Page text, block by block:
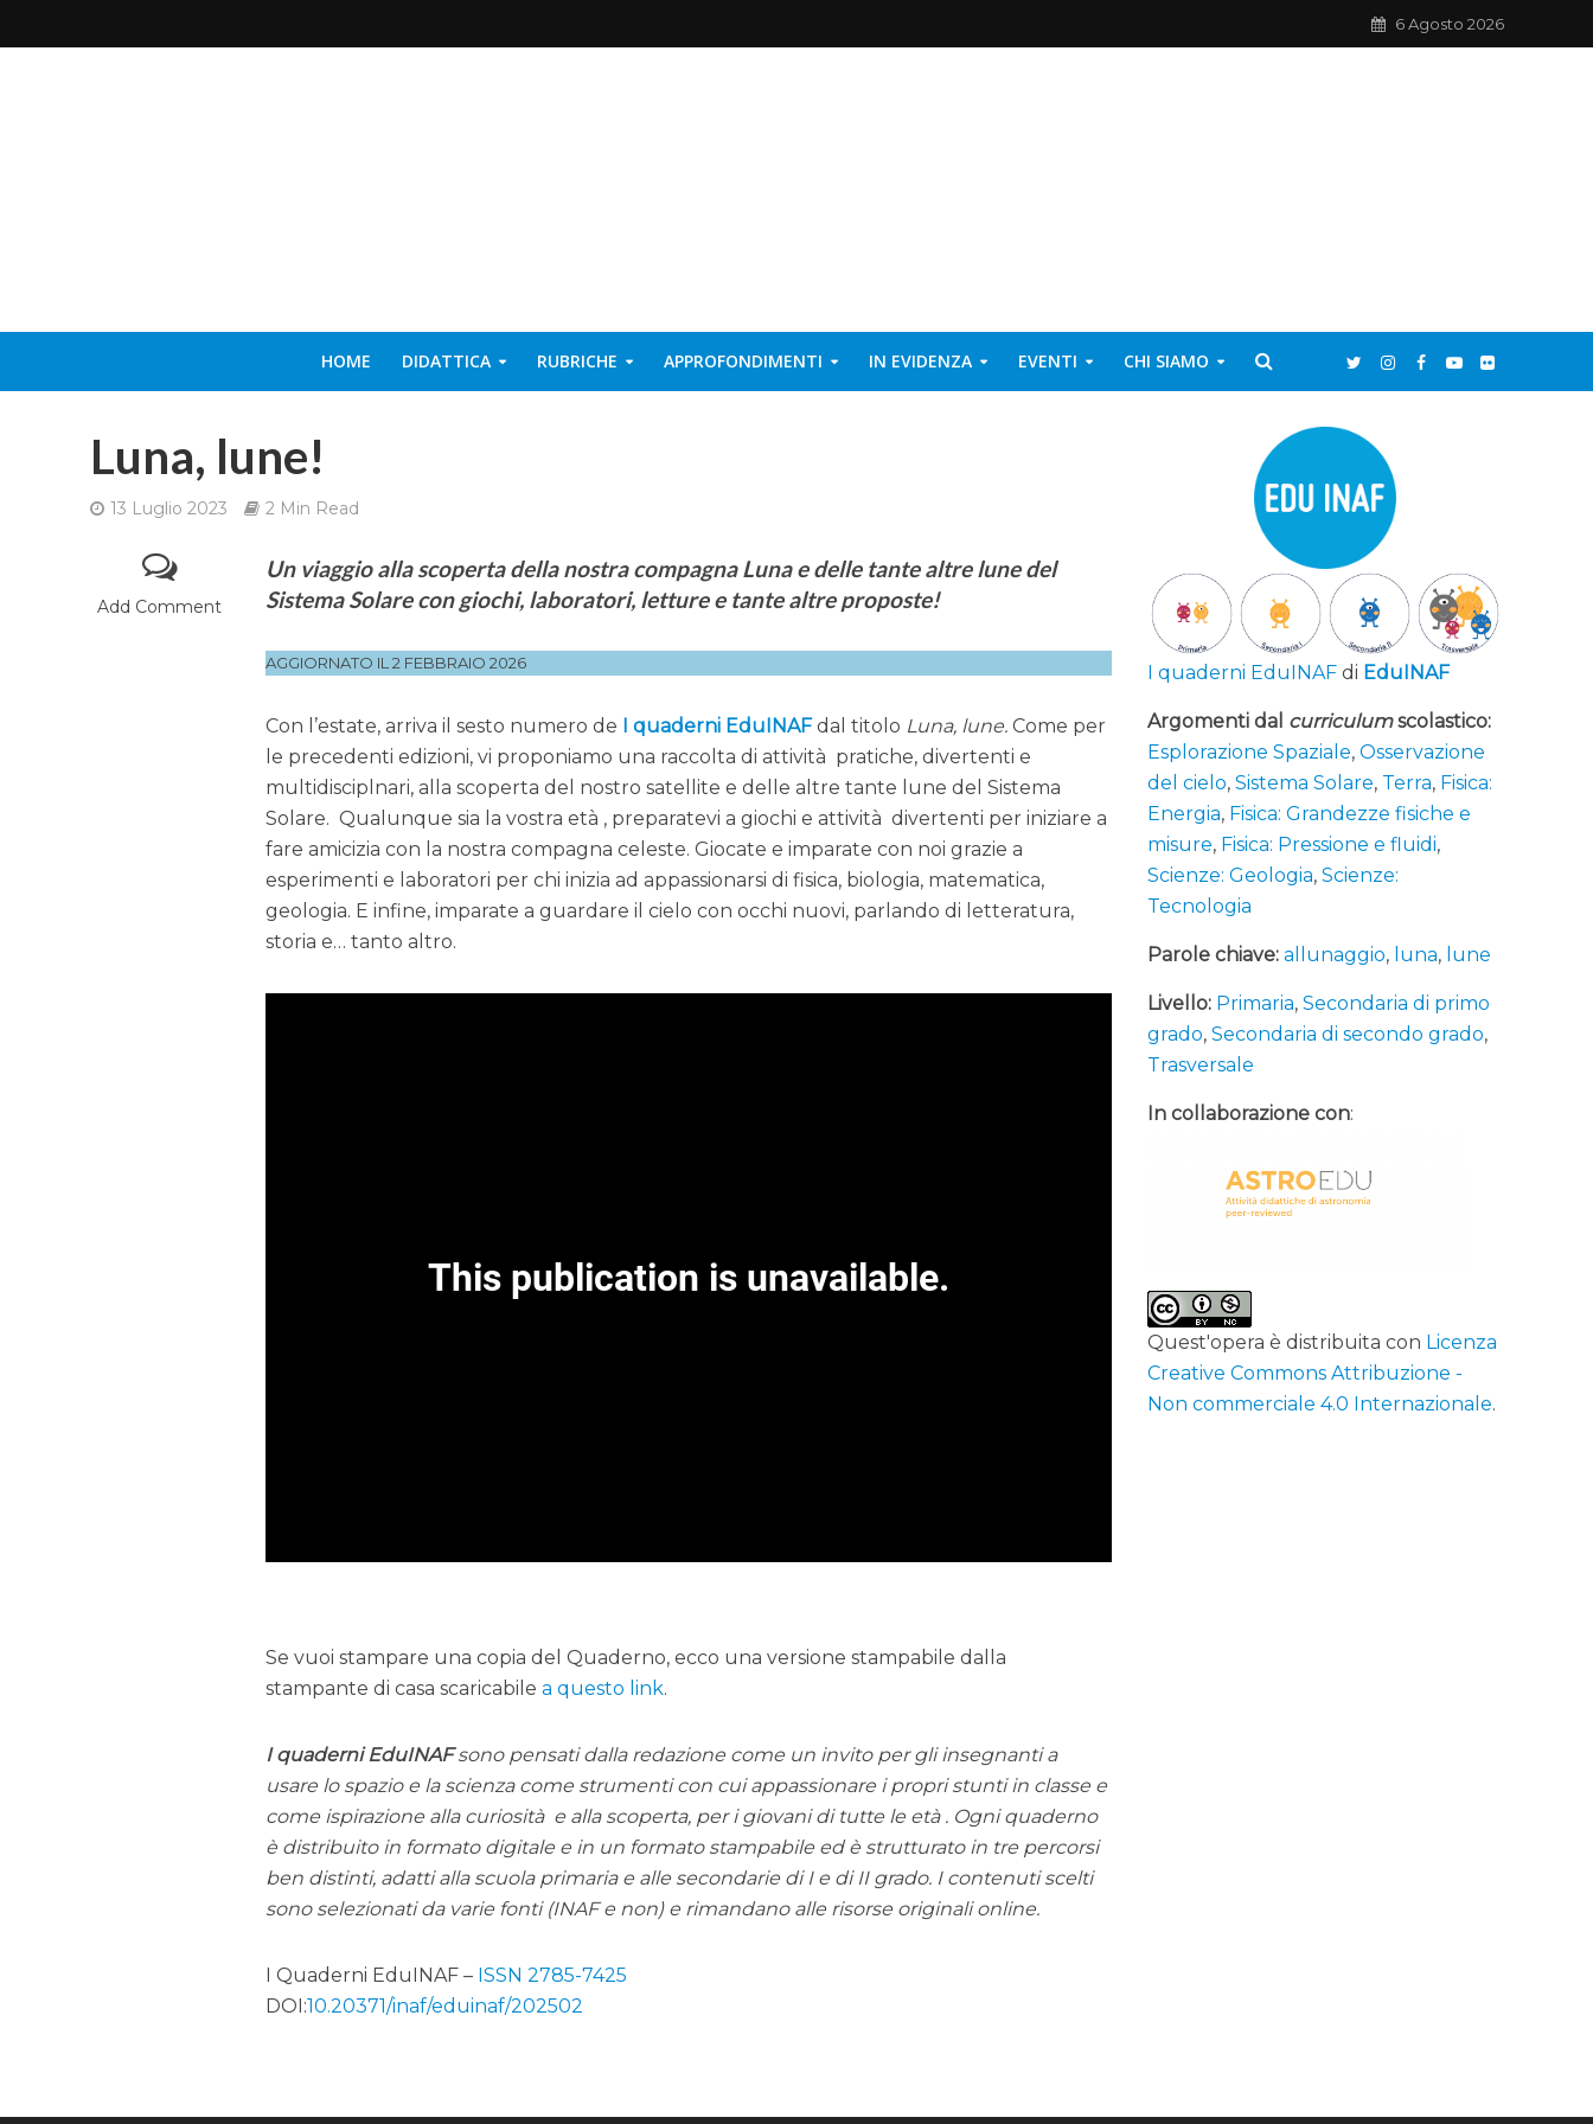
6 Agosto 2026
HOME DIDATTICA RUBRICHE APPROFONDIMENTI IN EVIDENZA EVENTI CHI SIAMO
Luna, lune!
13 Luglio 2023 2 Min Read
Add Comment
Un viaggio alla scoperta della nostra compagna Luna e delle tante altre lune del
Sistema Solare con giochi, laboratori, letture e tante altre proposte!
AGGIORNATO IL 2 FEBBRAIO 2026
Con l’estate, arriva il sesto numero de I quaderni EduINAFdal titolo Luna, lune. Come per
le precedenti edizioni, vi proponiamo una raccolta di attività pratiche, divertenti e
multidisciplnari, alla scoperta del nostro satellite e delle altre tante lune del Sistema
Solare. Qualunque sia la vostra età , preparatevi a giochi e attività divertenti per iniziare a
fare amicizia con la nostra compagna celeste. Giocate e imparate con noi grazie a
esperimenti e laboratori per chi inizia ad appassionarsi di fisica, biologia, matematica,
geologia. E infine, imparate a guardare il cielo con occhi nuovi, parlando di letteratura,
storia e… tanto altro.
Se vuoi stampare una copia del Quaderno, ecco una versione stampabile dalla
stampante di casa scaricabilea questo link.
I quaderni EduINAFsono pensati dalla redazione come un invito per gli insegnanti a
usare lo spazio e la scienza come strumenti con cui appassionare i propri stunti in classe e
come ispirazione alla curiosità e alla scoperta, per i giovani di tutte le età . Ogni quaderno
è distribuito in formato digitale e in un formato stampabile ed è strutturato in tre percorsi
ben distinti, adatti alla scuola primaria e alle secondarie di I e di II grado. I contenuti scelti
sono selezionati da varie fonti (INAF e non) e rimandano alle risorse originali online.
I Quaderni EduINAF – ISSN 2785-7425
DOI:10.20371/inaf/eduinaf/202502
I quaderni EduINAF di EduINAF
Argomenti dal curriculumscolastico:
Esplorazione Spaziale,Osservazione
del cielo,Sistema Solare, Terra, Fisica:
Energia, Fisica: Grandezze fisiche e
misure, Fisica: Pressione e fluidi,
Scienze: Geologia,Scienze:
Tecnologia
Parole chiave: allunaggio, luna, lune
Livello: Primaria,Secondaria di primo
grado,Secondaria di secondo grado,
Trasversale
In collaborazione con:
Quest'opera è distribuita con Licenza
Creative Commons Attribuzione -
Non commerciale 4.0 Internazionale.